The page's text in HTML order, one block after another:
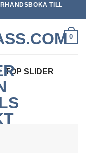
TILL
0
TOP SLIDER